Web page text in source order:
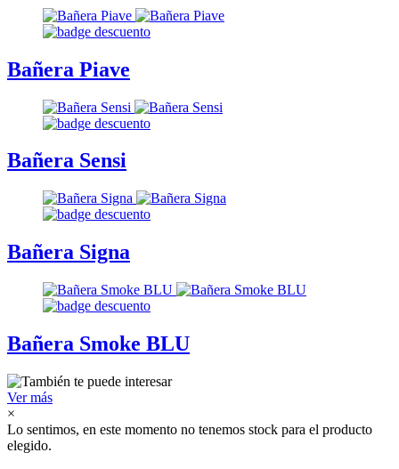
Bañera Piave
Bañera Sensi
Bañera Signa
Bañera Smoke BLU
Ver más
×
Lo sentimos, en este momento no tenemos stock para el producto
elegido.